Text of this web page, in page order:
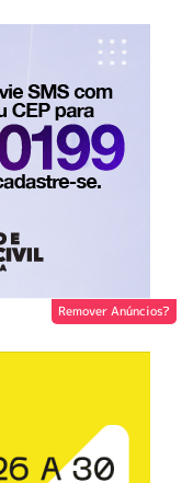
Remover Anúncios?